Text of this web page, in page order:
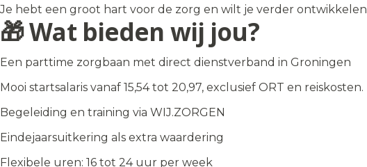
Je hebt een groot hart voor de zorg en wilt je verder ontwikkelen
🎁 Wat bieden wij jou?
Een parttime zorgbaan met direct dienstverband in Groningen
Mooi startsalaris vanaf 15,54 tot 20,97, exclusief ORT en reiskosten.
Begeleiding en training via WIJ.ZORGEN
Eindejaarsuitkering als extra waardering
Flexibele uren: 16 tot 24 uur per week